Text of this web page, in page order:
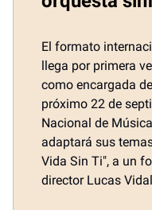
El formato
llega por primera
como encargada
próximo 22 de
Nacional de
adaptará sus
Vida Sin Ti", a un
director Lucas